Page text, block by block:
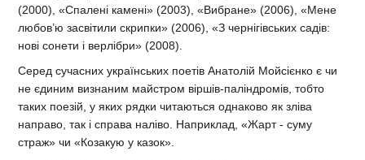
(2000), «Спалені камені» (2003), «Вибране» (2006), «Мене
любов’ю засвітили скрипки» (2006), «З чернігівських садів:
нові сонети і верлібри» (2008).
Серед сучасних українських поетів Анатолій Мойсієнко є чи
не єдиним визнаним майстром віршів-паліндромів, тобто
таких поезій, у яких рядки читаються однаково як зліва
направо, так і справа наліво. Наприклад, «Жарт - суму
страж» чи «Козакую у казок».